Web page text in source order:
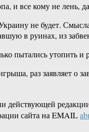
и все кому не лень,
не будет.
в руинах, из
пытались утопить и
раз заявляет о
действующей
сайта на EMAIL